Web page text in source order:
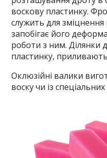
воскову пластинку.
служить для зміцнення
запобігає його
роботи з ним. Ділянки
пластинку,
Оклюзійні валики
воску чи із